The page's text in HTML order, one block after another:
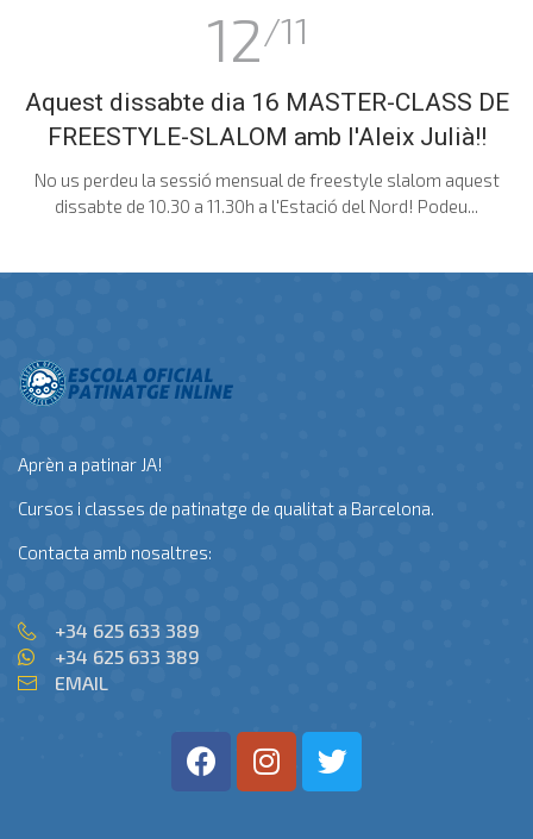
12/11
Aquest dissabte dia 16 MASTER-CLASS DE
FREESTYLE-SLALOM amb l'Aleix Julià!!
No us perdeu la sessió mensual de freestyle slalom aquest
dissabte de 10.30 a 11.30h a l'Estació del Nord! Podeu...
Aprèn a patinar JA!
Cursos i classes de patinatge de qualitat a Barcelona.
Contacta amb nosaltres:
+34 625 633 389
+34 625 633 389
EMAIL